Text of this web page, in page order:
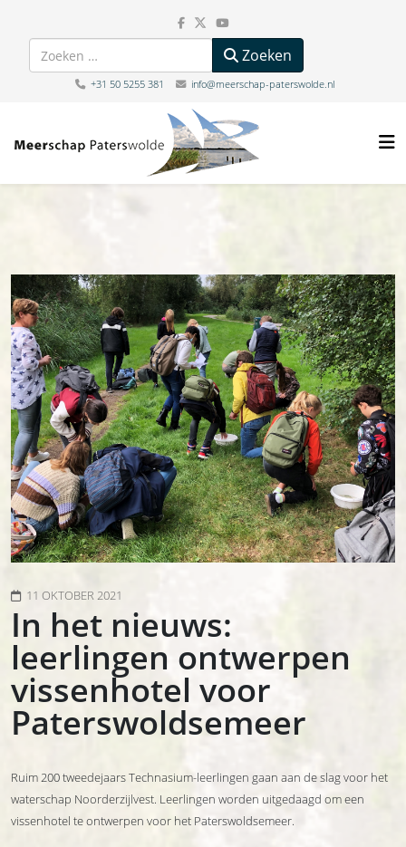
Zoeken Zoeken
+31 50 5255 381 info@meerschap-paterswolde.nl
11 OKTOBER 2021
In het nieuws:
leerlingen ontwerpen
vissenhotel voor
Paterswoldsemeer
Ruim 200 tweedejaars Technasium-leerlingen gaan aan de slag voor het
waterschap Noorderzijlvest. Leerlingen worden uitgedaagd om een
vissenhotel te ontwerpen voor het Paterswoldsemeer.